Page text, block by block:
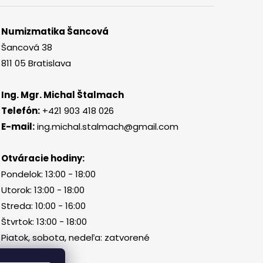
Numizmatika Šancová
Šancová 38
811 05 Bratislava
Ing. Mgr. Michal Štalmach
Telefón: +421 903 418 026
E-mail: ing.michal.stalmach@gmail.com
Otváracie hodiny:
Pondelok: 13:00 - 18:00
Utorok: 13:00 - 18:00
Streda: 10:00 - 16:00
Štvrtok: 13:00 - 18:00
Piatok, sobota, nedeľa: zatvorené